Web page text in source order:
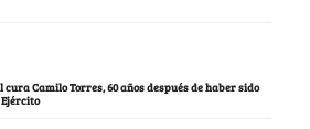
Camilo Torres, 60 años después de haber sido